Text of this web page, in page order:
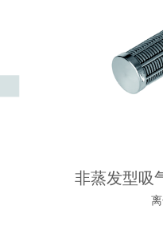
非蒸发型吸